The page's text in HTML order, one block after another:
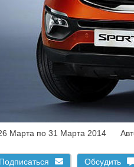
Марта по 31 Марта 2014
Подписаться Обсудить